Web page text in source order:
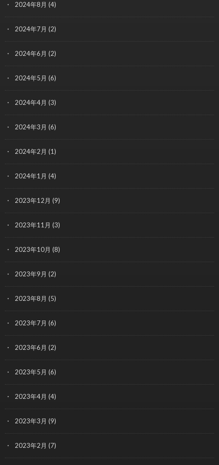
2024年8月 (4)
2024年7月 (2)
2024年6月 (2)
2024年5月 (6)
2024年4月 (3)
2024年3月 (6)
2024年2月 (1)
2024年1月 (4)
2023年12月 (9)
2023年11月 (3)
2023年10月 (8)
2023年9月 (2)
2023年8月 (5)
2023年7月 (6)
2023年6月 (2)
2023年5月 (6)
2023年4月 (4)
2023年3月 (9)
2023年2月 (7)